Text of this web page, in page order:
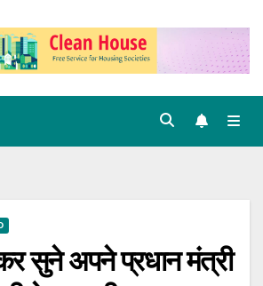
सुने अपने प्रधान मंत्री